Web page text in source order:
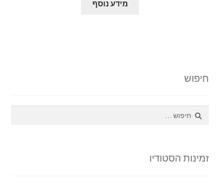
מידע נוסף
חיפוש
חיפוש:
זמינות הסטודיו